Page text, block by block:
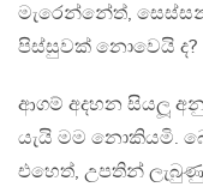
මැරෙන්නේත්,
පිස්සුවක් නොවෙයි ද?
ආගම් අදහන සියලූ
යැයි මම නොකියමි.
එහෙත්, උපතින්